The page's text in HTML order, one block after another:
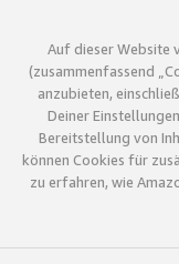
Auf dieser Website
(zusammenfassend
anzubieten,
Deiner
Bereitstellung von
können Cookies für
zu erfahren, wie